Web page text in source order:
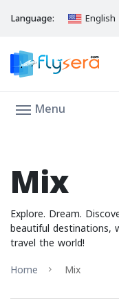
Language: English
Menu
Mix
Explore. Dream.
beautiful destinations,
travel the world!
Home
Mix